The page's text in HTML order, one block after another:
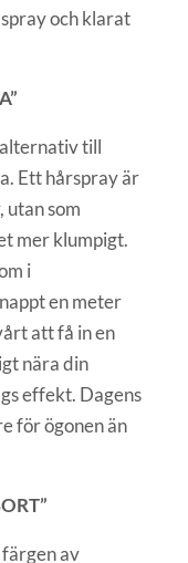
och klarat
till
Ett hårspray är
utan som
mer klumpigt.
i
en meter
att få in en
nära din
effekt. Dagens
för ögonen än
av